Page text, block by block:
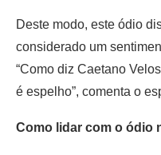
Deste modo, este ódio
considerado um
“Como diz Caetano
é espelho”, comenta o
Como lidar com o ódio